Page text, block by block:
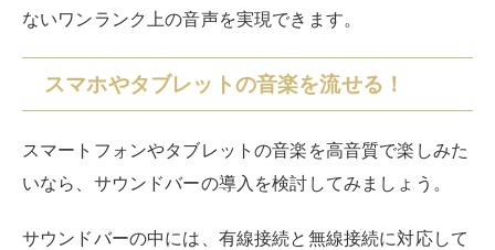
ないワンランク上の音声を実現できます。
スマホやタブレットの音楽を流せる！
スマートフォンやタブレットの音楽を高音質で楽しみた
いなら、サウンドバーの導入を検討してみましょう。
サウンドバーの中には、有線接続と無線接続に対応して